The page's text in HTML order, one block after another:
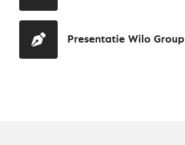
Presentatie Wilo Group